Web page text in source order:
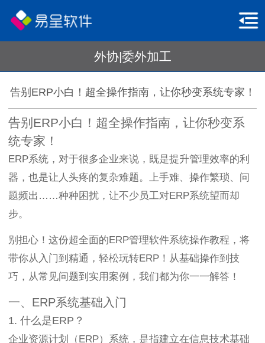
外协|委外加工
告别ERP小白！超全操作指南，让你秒变系统专家！
告别ERP小白！超全操作指南，让你秒变系
统专家！
ERP系统，对于很多企业来说，既是提升管理效率的利
器，也是让人头疼的复杂难题。上手难、操作繁琐、问
题频出……种种困扰，让不少员工对ERP系统望而却
步。
别担心！这份超全面的ERP管理软件系统操作教程，将
带你从入门到精通，轻松玩转ERP！从基础操作到技
巧，从常见问题到实用案例，我们都为你一一解答！
一、ERP系统基础入门
1. 什么是ERP？
企业资源计划（ERP）系统，是指建立在信息技术基础